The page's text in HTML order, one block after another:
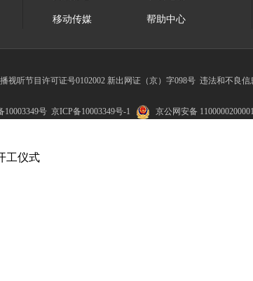
移动传媒 帮助中心
视听节目许可证号0102002 新出网证（京）字098号 违法和不良信
10003349号 京ICP备10003349号-1 京公网安备
工仪式